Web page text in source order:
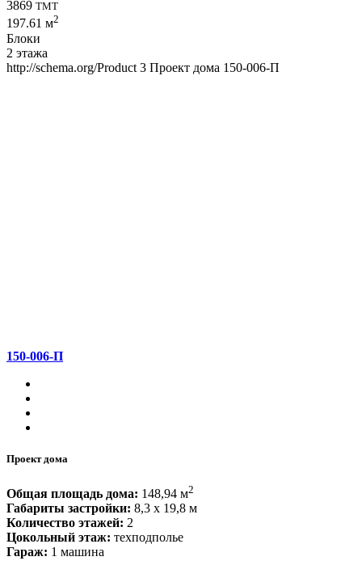
3869 TMT
197.61 м2
Блоки
2 этажа
http://schema.org/Product 3 Проект дома 150-006-П
150-006-П
Проект дома
Общая площадь дома: 148,94 м2
Габариты застройки: 8,3 x 19,8 м
Количество этажей: 2
Цокольный этаж: техподполье
Гараж: 1 машина